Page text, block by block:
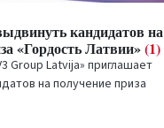
кандидатов на
«Гордость Латвии»(1)
Group Latvija» приглашает
на получение приза